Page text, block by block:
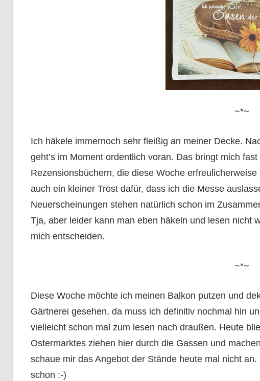
~*~
Ich häkele immernoch sehr fleißig an meiner Decke.
geht’s im Moment ordentlich voran. Das bringt mich
Rezensionsbüchern, die diese Woche
auch ein kleiner Trost dafür, dass ich die Messe
Neuerscheinungen stehen natürlich schon im
Tja, aber leider kann man eben häkeln und lesen nicht
mich entscheiden.
~*~
Diese Woche möchte ich meinen Balkon putzen und
Gärtnerei gesehen, da muss ich definitiv nochmal hin
vielleicht schon mal zum lesen nach draußen. Heute
Ostermarktes ziehen hier durch die Gassen und
schaue mir das Angebot der Stände heute mal nicht
schon :-)